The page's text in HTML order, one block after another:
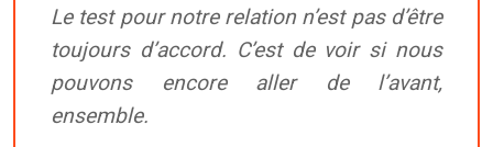
Le test pour notre relation n’est pas d’être
toujours d’accord. C’est de voir si nous
pouvons encore aller de l’avant,
ensemble.